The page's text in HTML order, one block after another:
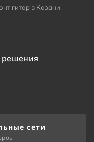
гитар в Казани
решения
сети